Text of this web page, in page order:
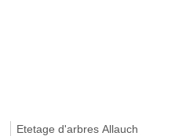
Etetage d'arbres Allauch